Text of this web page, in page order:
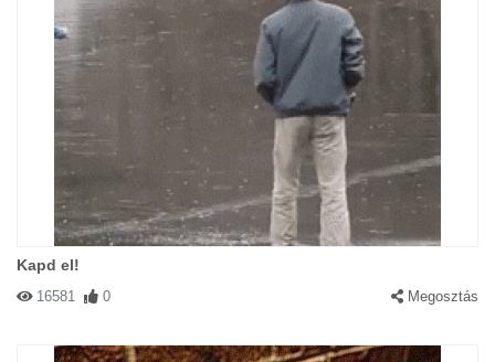
Kapd el!
16581 0 Megosztás